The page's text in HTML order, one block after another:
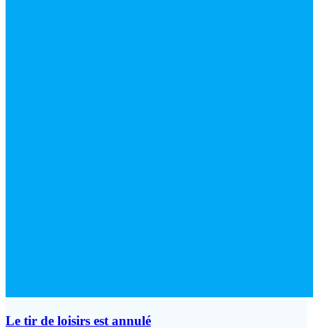
Le tir de loisirs est annulé